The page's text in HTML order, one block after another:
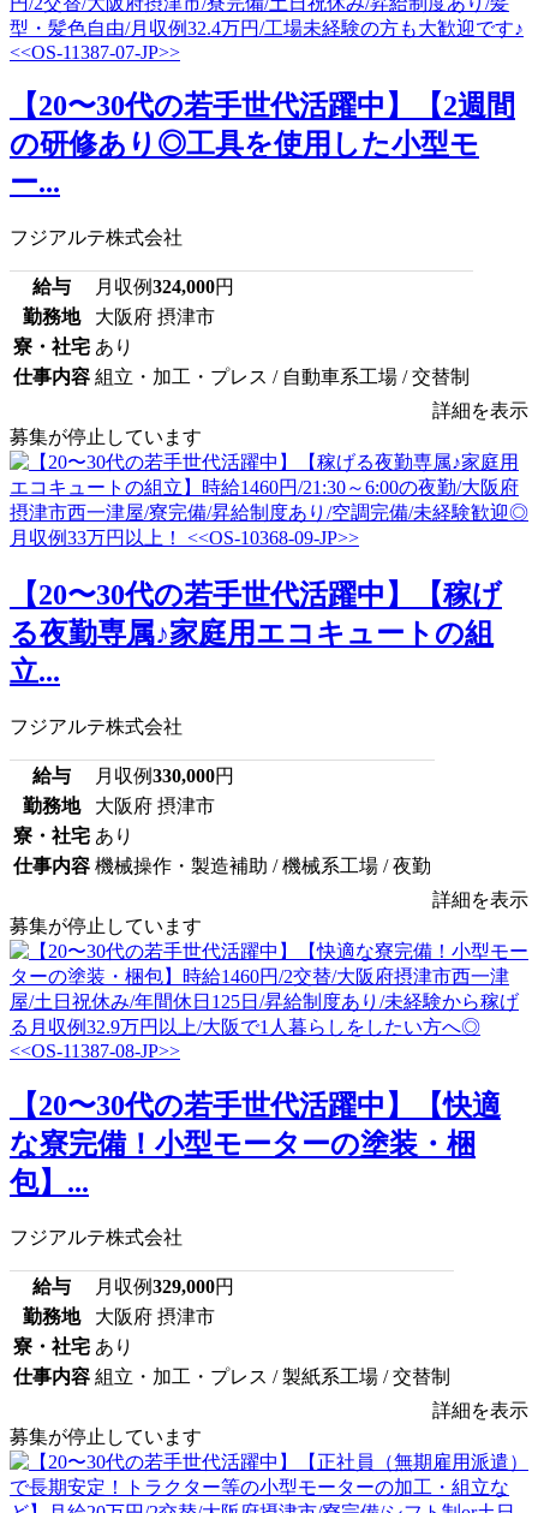
【20〜30代の若手世代活躍中】【2週間
の研修あり◎工具を使用した小型モ
ー...
フジアルテ株式会社
給与 月収例324,000円
勤務地
大阪府 摂津市
寮・社宅 あり
仕事内容 組立・加工・プレス / 自動車系工場 / 交替制
詳細を表示
募集が停止しています
【20〜30代の若手世代活躍中】【稼げ
る夜勤専属♪家庭用エコキュートの組
立...
フジアルテ株式会社
給与 月収例330,000円
勤務地
大阪府 摂津市
寮・社宅 あり
仕事内容 機械操作・製造補助 / 機械系工場 / 夜勤
詳細を表示
募集が停止しています
【20〜30代の若手世代活躍中】【快適
な寮完備！小型モーターの塗装・梱
包】...
フジアルテ株式会社
給与 月収例329,000円
勤務地
大阪府 摂津市
寮・社宅 あり
仕事内容 組立・加工・プレス / 製紙系工場 / 交替制
詳細を表示
募集が停止しています